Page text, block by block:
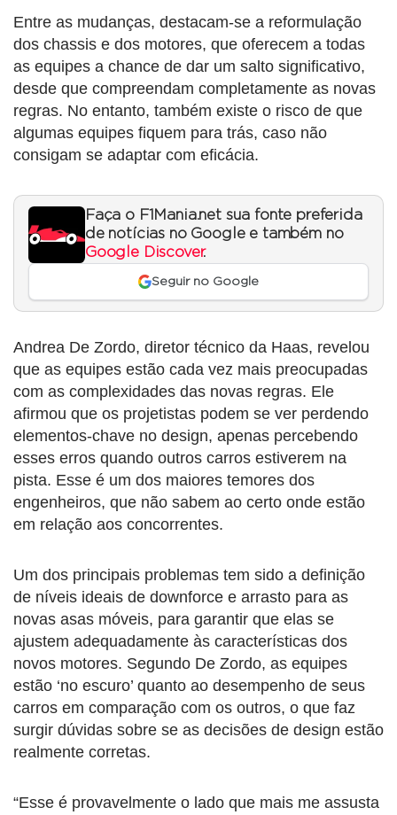
Entre as mudanças, destacam-se a reformulação
dos chassis e dos motores, que oferecem a todas
as equipes a chance de dar um salto significativo,
desde que compreendam completamente as novas
regras. No entanto, também existe o risco de que
algumas equipes fiquem para trás, caso não
consigam se adaptar com eficácia.
Faça o F1Mania.net sua fonte preferida
de notícias no Google e também no
Google Discover.
Seguir no Google
Andrea De Zordo, diretor técnico da Haas, revelou
que as equipes estão cada vez mais preocupadas
com as complexidades das novas regras. Ele
afirmou que os projetistas podem se ver perdendo
elementos-chave no design, apenas percebendo
esses erros quando outros carros estiverem na
pista. Esse é um dos maiores temores dos
engenheiros, que não sabem ao certo onde estão
em relação aos concorrentes.
Um dos principais problemas tem sido a definição
de níveis ideais de downforce e arrasto para as
novas asas móveis, para garantir que elas se
ajustem adequadamente às características dos
novos motores. Segundo De Zordo, as equipes
estão ‘no escuro’ quanto ao desempenho de seus
carros em comparação com os outros, o que faz
surgir dúvidas sobre se as decisões de design estão
realmente corretas.
“Esse é provavelmente o lado que mais me assusta